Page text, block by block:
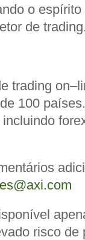
o
de
trading
100
risco de